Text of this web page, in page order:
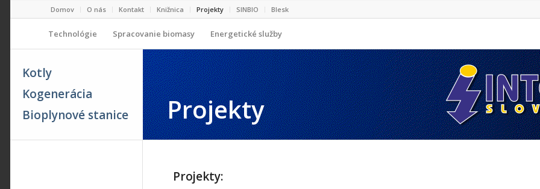
Domov O nás Kontakt Knižnica Projekty SINBIO Blesk
Technológie Spracovanie biomasy Energetické služby
Projekty
Kotly
Kogenerácia
Bioplynové stanice
Projekty: